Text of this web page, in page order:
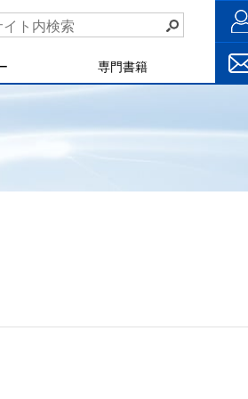
専門書籍